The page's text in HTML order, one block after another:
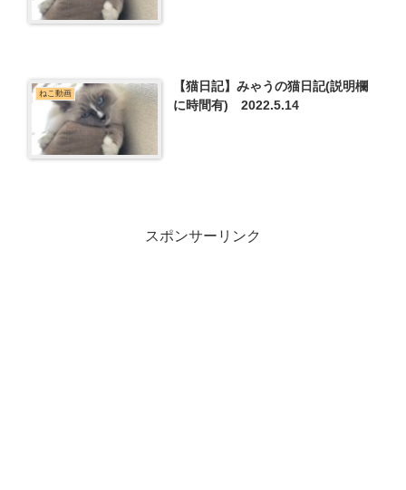
ねこ動画
【猫日記】みゃうの猫日記(説明欄
に時間有) 2022.5.14
スポンサーリンク